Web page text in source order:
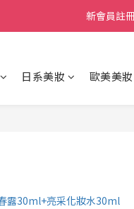
新會員註
日系美妝 歐美美妝